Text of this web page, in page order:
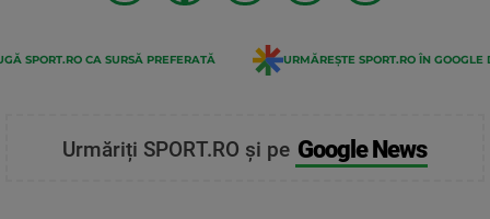
SPORT.RO CA SURSĂ PREFERATĂ URMĂREȘTE SPORT.RO ÎN GOOGLE
Urmăriți SPORT.RO și pe Google News